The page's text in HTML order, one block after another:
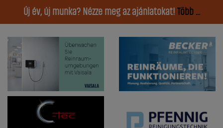
Új év, új munka? Nézze meg az ajánlatokat! Több ...